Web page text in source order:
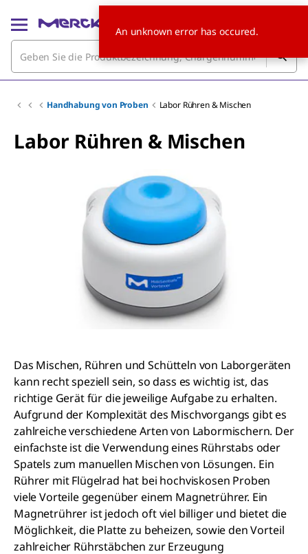
Handhabung von Proben Labor Rühren & Mischen
Labor Rühren & Mischen
Das Mischen, Rühren und Schütteln von Laborgeräten
kann recht speziell sein, so dass es wichtig ist, das
richtige Gerät für die jeweilige Aufgabe zu erhalten.
Aufgrund der Komplexität des Mischvorgangs gibt es
zahlreiche verschiedene Arten von Labormischern. Der
einfachste ist die Verwendung eines Rührstabs oder
Spatels zum manuellen Mischen von Lösungen. Ein
Rührer mit Flügelrad hat bei hochviskosen Proben
viele Vorteile gegenüber einem Magnetrührer. Ein
Magnetrührer ist jedoch oft viel billiger und bietet die
Möglichkeit, die Platte zu beheizen, sowie den Vorteil
zahlreicher Rührstäbchen zur Erzeugung
An unknown error has occured.